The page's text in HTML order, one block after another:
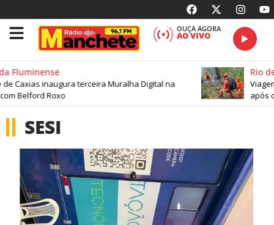
OUÇA AGORA
AO VIVO
Fluminense
Caxias inaugura terceira Muralha Digital na
Belford Roxo
Rio
após
SESI